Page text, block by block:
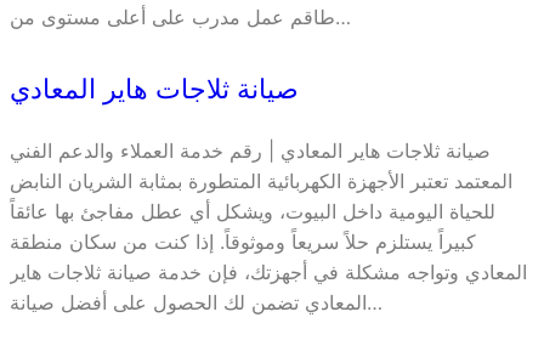
طاقم عمل مدرب على أعلى مستوى من…
صيانة ثلاجات هاير المعادي
صيانة ثلاجات هاير المعادي | رقم خدمة العملاء والدعم الفني
المعتمد تعتبر الأجهزة الكهربائية المتطورة بمثابة الشريان النابض
للحياة اليومية داخل البيوت، ويشكل أي عطل مفاجئ بها عائقاً
كبيراً يستلزم حلاً سريعاً وموثوقاً. إذا كنت من سكان منطقة
المعادي وتواجه مشكلة في أجهزتك، فإن خدمة صيانة ثلاجات هاير
المعادي تضمن لك الحصول على أفضل صيانة…